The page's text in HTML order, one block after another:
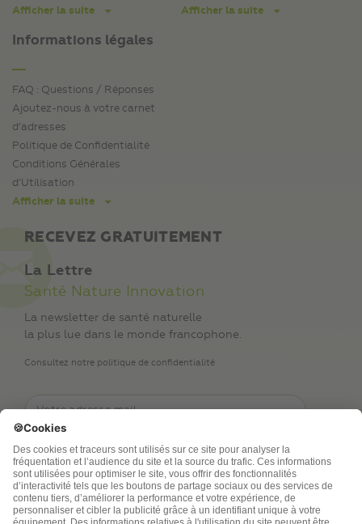
Afficher la suite
Informations légales
FAQ : Questions / Réponses
Ajoutez-nous à votre carnet
d’adresses
Politique de Confidentialité
Conditions Générales
d’Utilisation
Afficher la suite
Afficher la suite
RECEVEZ GRATUITEMENT
La Lettre
Santé Nature Innovation
La newsletter de santé naturelle
la plus lue dans le monde francophone.
Consultez notre politique de confidentialité
TSA Publications SA collecte mes nom, prénom,
adresse de messagerie électronique et numéro de
téléphone afin de répondre aux demandes de